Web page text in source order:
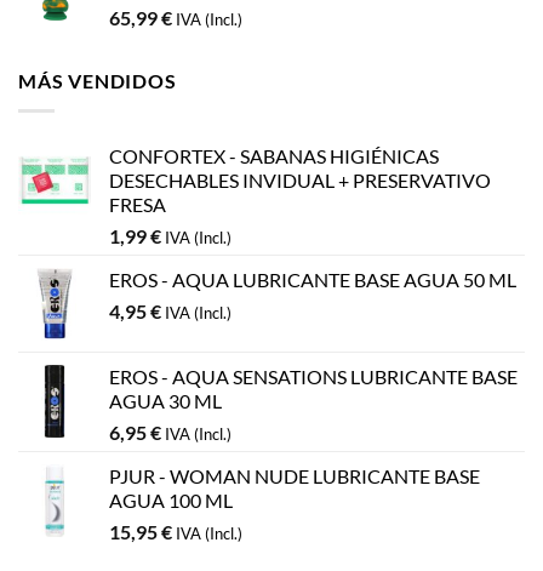
65,99€ IVA (Incl.)
MÁS VENDIDOS
CONFORTEX - SABANAS HIGIÉNICAS
DESECHABLES INVIDUAL + PRESERVATIVO
FRESA
1,99€ IVA (Incl.)
EROS - AQUA LUBRICANTE BASE AGUA 50 ML
4,95€ IVA (Incl.)
EROS - AQUA SENSATIONS LUBRICANTE BASE
AGUA 30 ML
6,95€ IVA (Incl.)
PJUR - WOMAN NUDE LUBRICANTE BASE
AGUA 100 ML
15,95€ IVA (Incl.)